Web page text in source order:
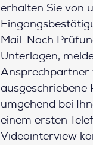
erhalten Sie von
Mail. Nach
Unterlagen,
Ansprechpartner
ausgeschriebene
umgehend bei
einem ersten
Videointerview